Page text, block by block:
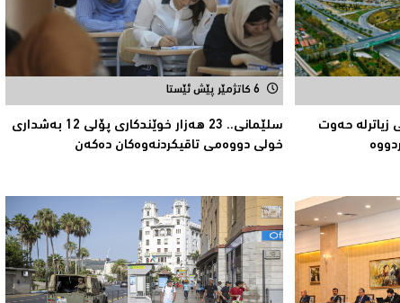
حەوت
6 کاتژمێر پێش ئێستا
سلێمانی.. 23 هەزار خوێندکارى پۆلی 12 بەشدارى
خولى دووەمى تاقیکردنەوەکان دەکەن